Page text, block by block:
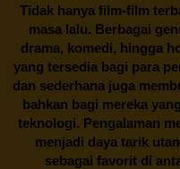
Tidak hanya film-film
masa lalu. Berbagai
drama, komedi, hingga
yang tersedia bagi para
dan sederhana juga
bahkan bagi mereka
teknologi. Pengalaman
menjadi daya tarik
sebagai favorit di